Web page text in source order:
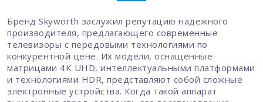
Бренд Skyworth заслужил репутацию надежного
производителя, предлагающего современные
телевизоры с передовыми технологиями по
конкурентной цене. Их модели, оснащенные
матрицами 4K UHD, интеллектуальными платформами
и технологиями HDR, представляют собой сложные
электронные устройства. Когда такой аппарат